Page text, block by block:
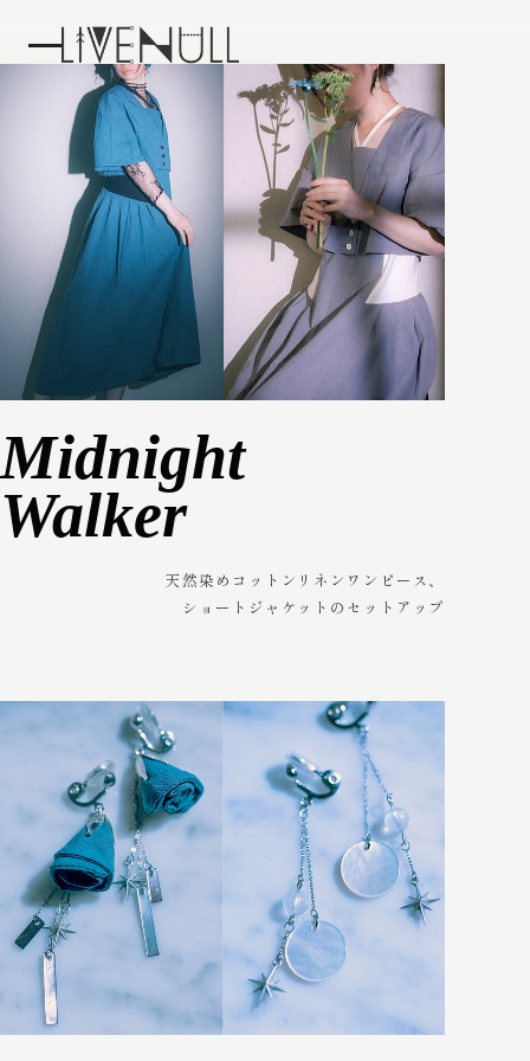
Midnight
Walker
天然染めコットンリネンワンピース、
ショートジャケットのセットアップ